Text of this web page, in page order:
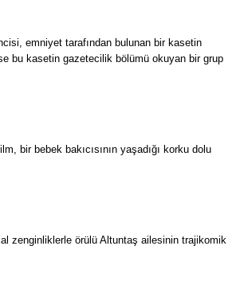
emniyet tarafından bulunan bir kasetin
bu kasetin gazetecilik bölümü okuyan bir grup
bir bebek bakıcısının yaşadığı korku dolu
zenginliklerle örülü Altuntaş ailesinin trajikomik